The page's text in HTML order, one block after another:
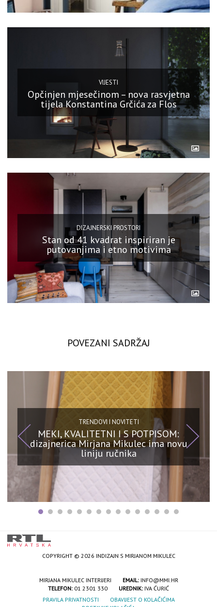
VIJESTI
Opčinjen mjesečinom – nova rasvjetna
tijela Konstantina Grčića za Flos
DIZAJNERSKI PROSTORI
Stan od 41 kvadrat inspiriran je
putovanjima i etno motivima
POVEZANI SADRŽAJ
TRENDOVI I NOVITETI
MEKI, KVALITETNI I S POTPISOM:
dizajnerica Mirjana Mikulec ima novu
liniju ručnika
COPYRIGHT © 2026 INDIZAJN S MIRJANOM MIKULEC
MIRJANA MIKULEC INTERIJERI EMAIL: INFO@MMI.HR
TELEFON: 01 2301 330 UREDNIK: IVA ĆURIĆ
PRAVILA PRIVATNOSTI
OBAVIJEST O KOLAČIĆIMA